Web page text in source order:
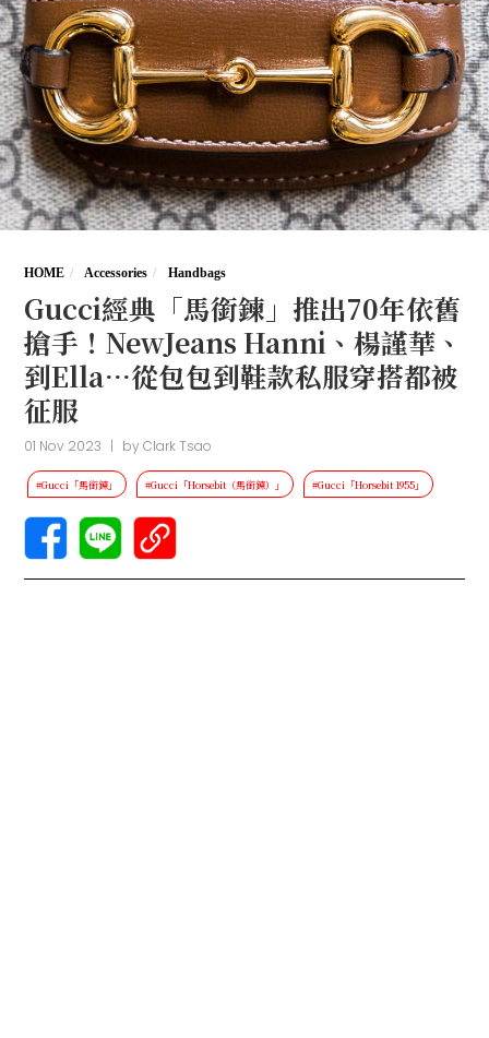
HOME Accessories Handbags
Gucci經典「馬銜鍊」推出70年依舊
搶手！NewJeans Hanni、楊謹華、
到Ella…從包包到鞋款私服穿搭都被
征服
01 Nov 2023 | byClark Tsao
#Gucci「馬銜鍊」 #Gucci「Horsebit（馬銜鍊）」 #Gucci「Horsebit 1955」